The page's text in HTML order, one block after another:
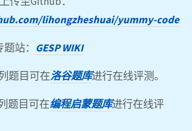
lihongzheshuai/yummy-code
站： GESP WIKI
题目可在洛谷题库进行在线评测。
题目可在编程启蒙题库进行在线评